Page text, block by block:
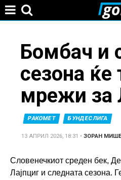
here
Бомбач и
сезона ќе
мрежи за
РАКОМЕТ БУНДЕСЛИГА
13 АПРИЛ 2026, 18:31 •ЗОРАН
Словенечкиот среден бек,
Лајпциг и следната сезона.